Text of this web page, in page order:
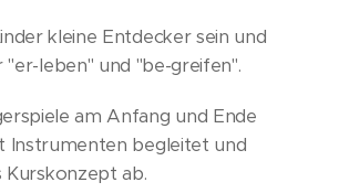
kleine Entdecker sein und
leben" und "be-greifen".
am Anfang und Ende
Instrumenten begleitet und
Kurskonzept ab.